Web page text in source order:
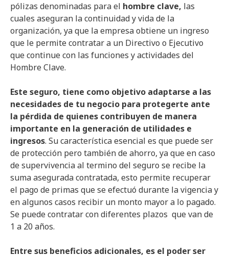
pólizas denominadas para el hombre clave, las
cuales aseguran la continuidad y vida de la
organización, ya que la empresa obtiene un ingreso
que le permite contratar a un Directivo o Ejecutivo
que continue con las funciones y actividades del
Hombre Clave.
Este seguro, tiene como objetivo adaptarse a las
necesidades de tu negocio para protegerte ante
la pérdida de quienes contribuyen de manera
importante en la generación de utilidades e
ingresos. Su característica esencial es que puede ser
de protección pero también de ahorro, ya que en caso
de supervivencia al termino del seguro se recibe la
suma asegurada contratada, esto permite recuperar
el pago de primas que se efectuó durante la vigencia y
en algunos casos recibir un monto mayor a lo pagado.
Se puede contratar con diferentes plazos que van de
1 a 20 años.
Entre sus beneficios adicionales, es el poder ser